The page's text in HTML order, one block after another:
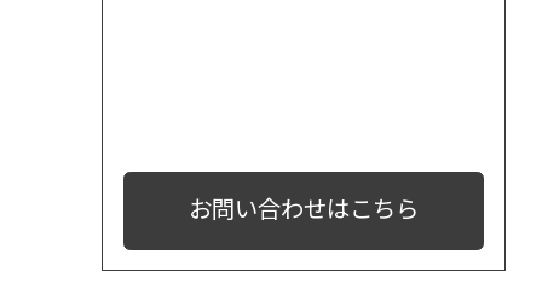
お問い合わせはこちら